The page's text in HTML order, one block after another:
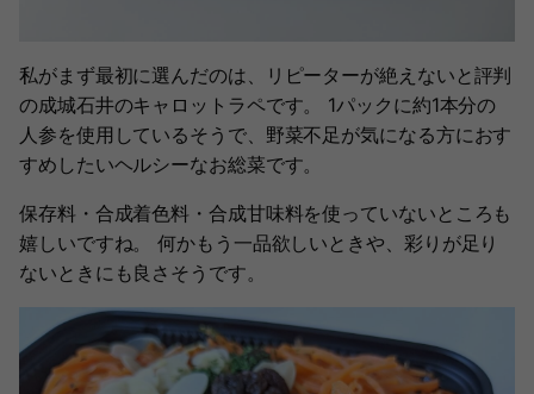
私がまず最初に選んだのは、リピーターが絶えないと評判
の成城石井のキャロットラペです。 1パックに約1本分の
人参を使用しているそうで、野菜不足が気になる方におす
すめしたいヘルシーなお総菜です。
保存料・合成着色料・合成甘味料を使っていないところも
嬉しいですね。 何かもう一品欲しいときや、彩りが足り
ないときにも良さそうです。